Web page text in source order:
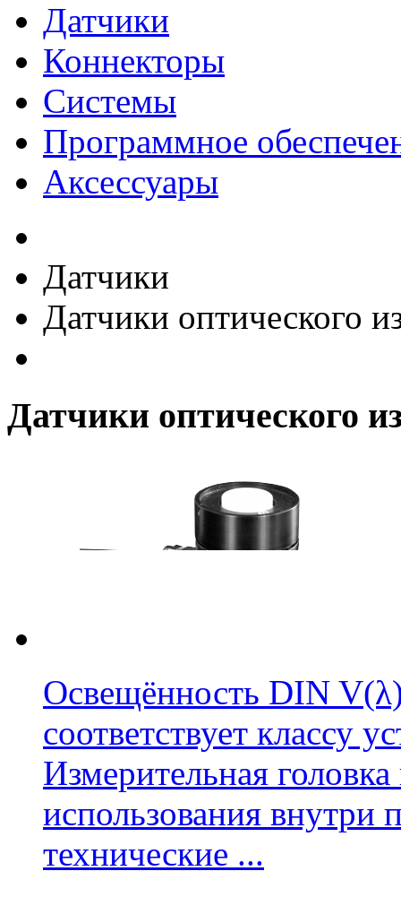
Датчики
Коннекторы
Системы
Программное
Аксессуары
Датчики
Датчики оптического
Датчики оптического
Освещённость DIN
соответствует классу
Измерительная
использования
технические ...